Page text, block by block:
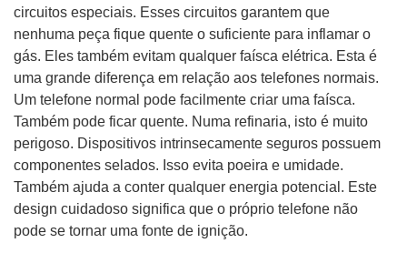
circuitos especiais. Esses circuitos garantem que
nenhuma peça fique quente o suficiente para inflamar o
gás. Eles também evitam qualquer faísca elétrica. Esta é
uma grande diferença em relação aos telefones normais.
Um telefone normal pode facilmente criar uma faísca.
Também pode ficar quente. Numa refinaria, isto é muito
perigoso. Dispositivos intrinsecamente seguros possuem
componentes selados. Isso evita poeira e umidade.
Também ajuda a conter qualquer energia potencial. Este
design cuidadoso significa que o próprio telefone não
pode se tornar uma fonte de ignição.